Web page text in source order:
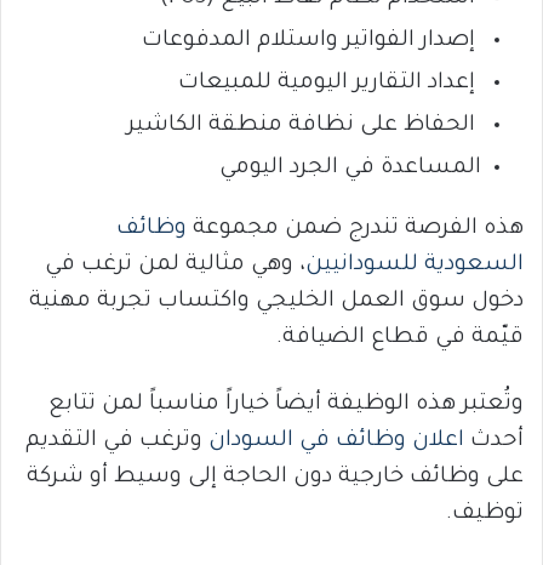
إصدار الفواتير واستلام المدفوعات
إعداد التقارير اليومية للمبيعات
الحفاظ على نظافة منطقة الكاشير
المساعدة في الجرد اليومي
هذه الفرصة تندرج ضمن مجموعة وظائف
السعودية للسودانيين، وهي مثالية لمن ترغب في
دخول سوق العمل الخليجي واكتساب تجربة مهنية
قيّمة في قطاع الضيافة.
وتُعتبر هذه الوظيفة أيضاً خياراً مناسباً لمن تتابع
أحدث اعلان وظائف في السودان وترغب في التقديم
على وظائف خارجية دون الحاجة إلى وسيط أو شركة
توظيف.